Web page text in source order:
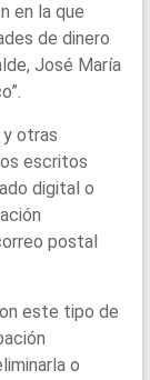
en la que
de dinero
José María
y otras
escritos
digital o
postal
este tipo de
o